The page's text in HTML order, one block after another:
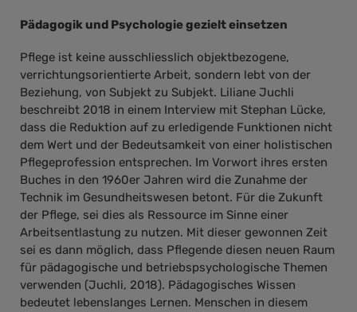
Pädagogik und Psychologie gezielt einsetzen
Pflege ist keine ausschliesslich objektbezogene,
verrichtungsorientierte Arbeit, sondern lebt von der
Beziehung, von Subjekt zu Subjekt. Liliane Juchli
beschreibt 2018 in einem Interview mit Stephan Lücke,
dass die Reduktion auf zu erledigende Funktionen nicht
dem Wert und der Bedeutsamkeit von einer holistischen
Pflegeprofession entsprechen. Im Vorwort ihres ersten
Buches in den 1960er Jahren wird die Zunahme der
Technik im Gesundheitswesen betont. Für die Zukunft
der Pflege, sei dies als Ressource im Sinne einer
Arbeitsentlastung zu nutzen. Mit dieser gewonnen Zeit
sei es dann möglich, dass Pflegende diesen neuen Raum
für pädagogische und betriebspsychologische Themen
verwenden (Juchli, 2018). Pädagogisches Wissen
bedeutet lebenslanges Lernen. Menschen in diesem